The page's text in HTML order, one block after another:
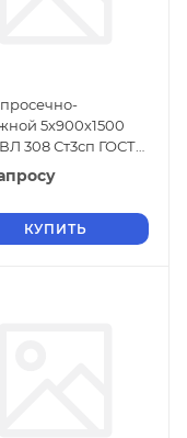
5х900х1500
308 Ст3сп ГОСТ
КУПИТЬ